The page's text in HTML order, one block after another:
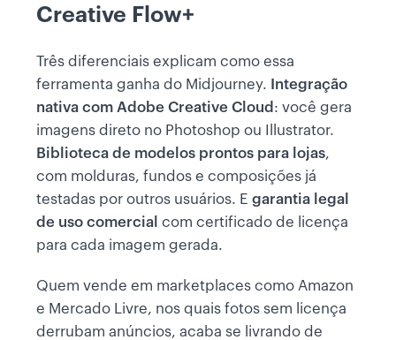
Creative Flow+
Três diferenciais explicam como essa
ferramenta ganha do Midjourney.
Integração
nativa com Adobe Creative Cloud : você gera
imagens direto no Photoshop ou Illustrator.
Biblioteca de modelos prontos para lojas,
com molduras, fundos e composições já
testadas por outros usuários. E garantia legal
de uso comercial com certificado de licença
para cada imagem gerada.
Quem vende em marketplaces como Amazon
e Mercado Livre, nos quais fotos sem licença
derrubam anúncios, acaba se livrando de